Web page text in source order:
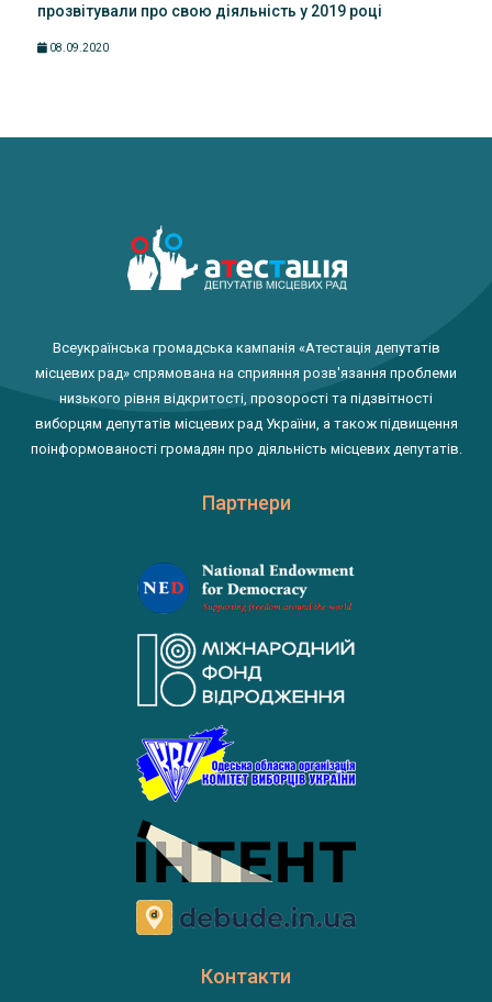
прозвітували про свою діяльність у 2019 році
08.09.2020
Всеукраїнська громадська кампанія «Атестація депутатів
місцевих рад» спрямована на сприяння розв'язання проблеми
низького рівня відкритості, прозорості та підзвітності
виборцям депутатів місцевих рад України, а також підвищення
поінформованості громадян про діяльність місцевих депутатів.
Партнери
Контакти